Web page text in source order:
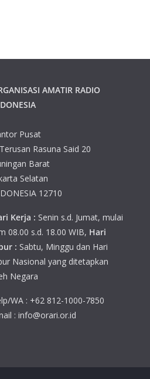
AMATIR RADIO
Pusat
Terusan Rasuna Said 20
Barat
Selatan
12710
Kerja : Senin s.d. Jumat, mulai
08.00 s.d. 18.00 WIB, Hari
: Sabtu, Minggu dan Hari
Nasional yang ditetapkan
Negara
WA : +62 812-1000-7850
: info@orari.or.id